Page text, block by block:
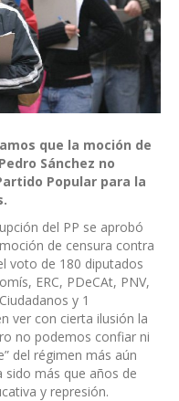
que la moción de
Sánchez no
Popular para la
del PP se aprobó
de censura contra
voto de 180 diputados
ERC, PDeCAt, PNV,
y 1
ver con cierta ilusión la
no podemos confiar ni
del régimen más aún
sido más que años de
y represión.